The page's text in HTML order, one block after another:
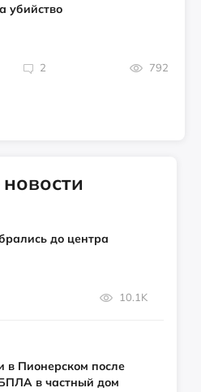
убийство
2 792
до центра
10.1K
в Пионерском после
в частный дом